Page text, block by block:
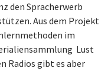
den Spracherwerb
Aus dem Projekt
im
Lust
Radios gibt es aber